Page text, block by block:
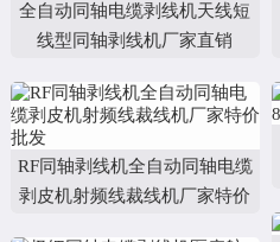
全自动同轴电缆剥线机天线短
线型同轴剥线机厂家直销
RF同轴剥线机全自动同轴电缆
剥皮机射频线裁线机厂家特价